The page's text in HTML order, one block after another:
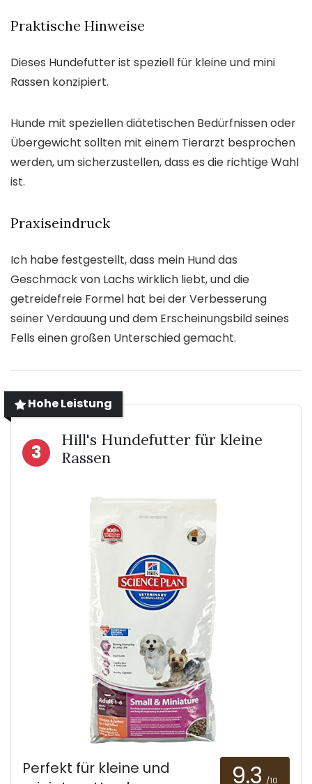
Praktische Hinweise
Dieses Hundefutter ist speziell für kleine und mini
Rassen konzipiert.
Hunde mit speziellen diätetischen Bedürfnissen oder
Übergewicht sollten mit einem Tierarzt besprochen
werden, um sicherzustellen, dass es die richtige Wahl
ist.
Praxiseindruck
Ich habe festgestellt, dass mein Hund das
Geschmack von Lachs wirklich liebt, und die
getreidefreie Formel hat bei der Verbesserung
seiner Verdauung und dem Erscheinungsbild seines
Fells einen großen Unterschied gemacht.
Hohe Leistung
3
Hill's Hundefutter für kleine
Rassen
Perfekt für kleine und
9.3 /10